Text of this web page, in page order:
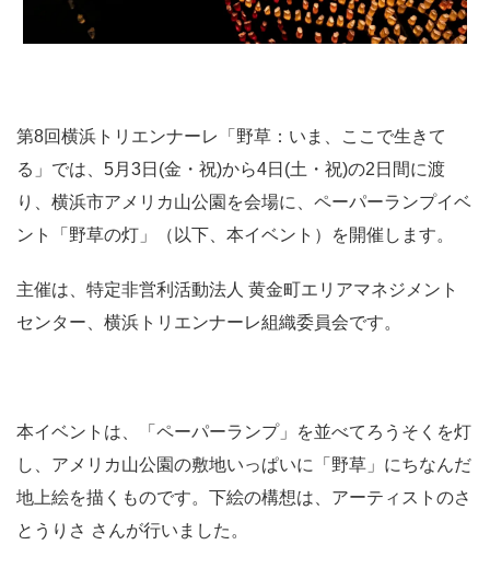
第8回横浜トリエンナーレ「野草：いま、ここで生きて
る」では、5月3日(金・祝)から4日(土・祝)の2日間に渡
り、横浜市アメリカ山公園を会場に、ペーパーランプイベ
ント「野草の灯」（以下、本イベント）を開催します。
主催は、特定非営利活動法人 黄金町エリアマネジメント
センター、横浜トリエンナーレ組織委員会です。
本イベントは、「ペーパーランプ」を並べてろうそくを灯
し、アメリカ山公園の敷地いっぱいに「野草」にちなんだ
地上絵を描くものです。下絵の構想は、アーティストのさ
とうりさ さんが行いました。